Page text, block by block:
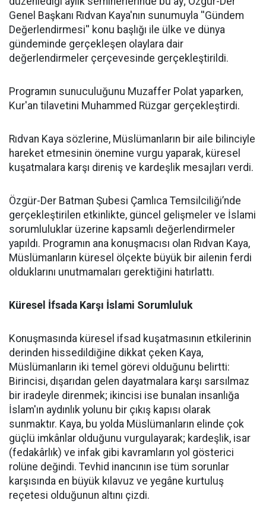
Genel Başkanı Rıdvan Kaya'nın sunumuyla ''Gündem
Değerlendirmesi'' konu başlığı ile ülke ve dünya
gündeminde gerçekleşen olaylara dair
değerlendirmeler çerçevesinde gerçekleştirildi.
Programın sunuculuğunu Muzaffer Polat yaparken,
Kur'an tilavetini Muhammed Rüzgar gerçekleştirdi.
Rıdvan Kaya sözlerine, Müslümanların bir aile bilinciyle
hareket etmesinin önemine vurgu yaparak, küresel
kuşatmalara karşı direniş ve kardeşlik mesajları verdi.
Özgür-Der Batman Şubesi Çamlıca Temsilciliği’nde
gerçekleştirilen etkinlikte, güncel gelişmeler ve İslami
sorumluluklar üzerine kapsamlı değerlendirmeler
yapıldı. Programın ana konuşmacısı olan Rıdvan Kaya,
Müslümanların küresel ölçekte büyük bir ailenin ferdi
olduklarını unutmamaları gerektiğini hatırlattı.
Küresel İfsada Karşı İslami Sorumluluk
Konuşmasında küresel ifsad kuşatmasının etkilerinin
derinden hissedildiğine dikkat çeken Kaya,
Müslümanların iki temel görevi olduğunu belirtti:
Birincisi, dışarıdan gelen dayatmalara karşı sarsılmaz
bir iradeyle direnmek; ikincisi ise bunalan insanlığa
İslam'ın aydınlık yolunu bir çıkış kapısı olarak
sunmaktır. Kaya, bu yolda Müslümanların elinde çok
güçlü imkânlar olduğunu vurgulayarak; kardeşlik, isar
(fedakârlık) ve infak gibi kavramların yol gösterici
rolüne değindi. Tevhid inancının ise tüm sorunlar
karşısında en büyük kılavuz ve yegâne kurtuluş
reçetesi olduğunun altını çizdi.